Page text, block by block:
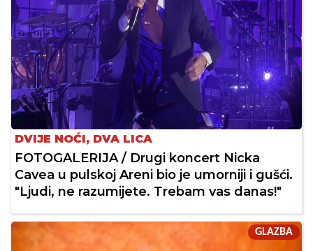
DVIJE NOĆI, DVA LICA
FOTOGALERIJA / Drugi koncert Nicka
Cavea u pulskoj Areni bio je umorniji i gušći.
"Ljudi, ne razumijete. Trebam vas danas!"
GLAZBA